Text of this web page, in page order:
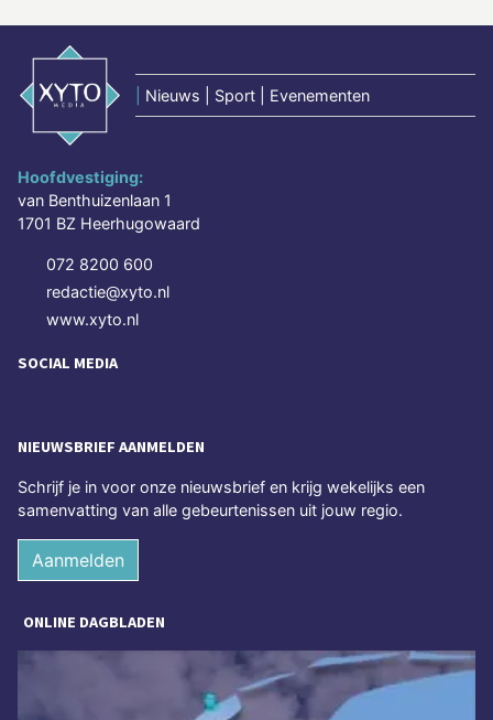
Nieuws | Sport | Evenementen
Hoofdvestiging:
van Benthuizenlaan 1
1701 BZ Heerhugowaard
072 8200 600
redactie@xyto.nl
www.xyto.nl
SOCIAL MEDIA
NIEUWSBRIEF AANMELDEN
Schrijf je in voor onze nieuwsbrief en krijg wekelijks een
samenvatting van alle gebeurtenissen uit jouw regio.
Aanmelden
ONLINE DAGBLADEN